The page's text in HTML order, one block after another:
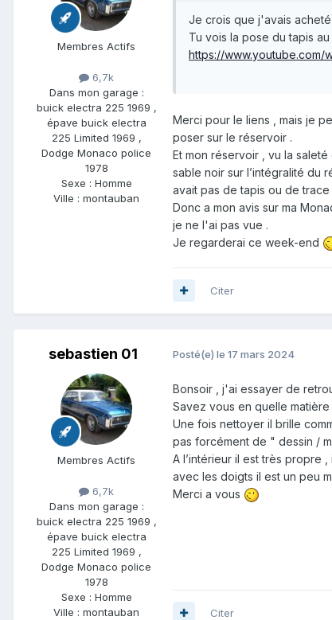
Membres Actifs
6,7k
Dans mon garage :
buick electra 225 1969 ,
épave buick electra
225 Limited 1969 ,
Dodge Monaco police
1978
Sexe : Homme
Ville : montauban
Je crois que j'avais
Tu vois la pose du tapis
https://
Merci pour le liens , mais je
poser sur le réservoir .
Et mon réservoir , vu la
sable noir sur l’intégralité du
avait pas de tapis ou de
Donc a mon avis sur ma
je ne l'ai pas vue .
Je regarderai ce week-end
Citer
sebastien 01
Membres Actifs
6,7k
Dans mon garage :
buick electra 225 1969 ,
épave buick electra
225 Limited 1969 ,
Dodge Monaco police
1978
Sexe : Homme
Ville : montauban
Posté(e) le 17 mars 2024
Bonsoir , j'ai essayer de
Savez vous en quelle
Une fois nettoyer il brille
pas forcément de " dessin /
A l’intérieur il est très propre
avec les doigts il est un peu
Merci a vous
Citer